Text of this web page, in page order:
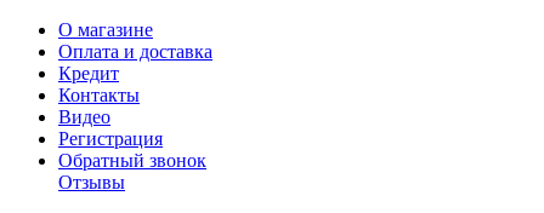
О магазине
Оплата и доставка
Кредит
Контакты
Видео
Регистрация
Обратный звонок
Отзывы